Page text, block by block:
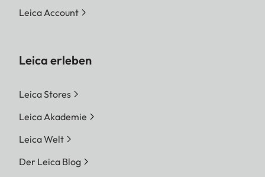
Leica Account
Leica erleben
Leica Stores
Leica Akademie
Leica Welt
Der Leica Blog